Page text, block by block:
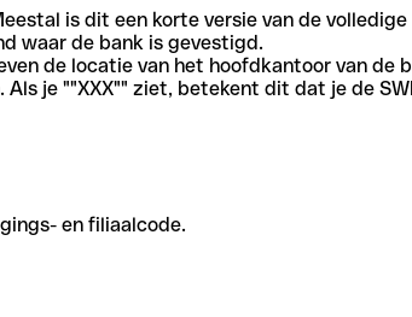
is dit een korte versie van de volledige
waar de bank is gevestigd.
de locatie van het hoofdkantoor van de
je ""XXX"" ziet, betekent dit dat je de
en filiaalcode.